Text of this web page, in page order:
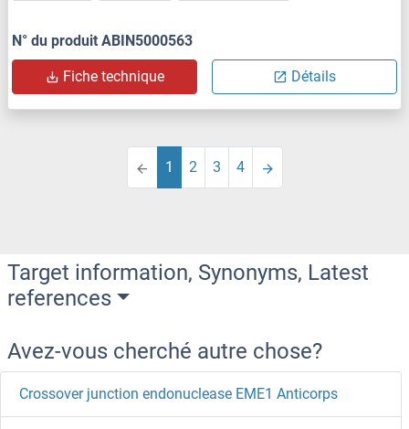
N° du produit ABIN5000563
Fiche technique Détails
1 2 3 4
Target information, Synonyms, Latest
references
Avez-vous cherché autre chose?
Crossover junction endonuclease EME1 Anticorps